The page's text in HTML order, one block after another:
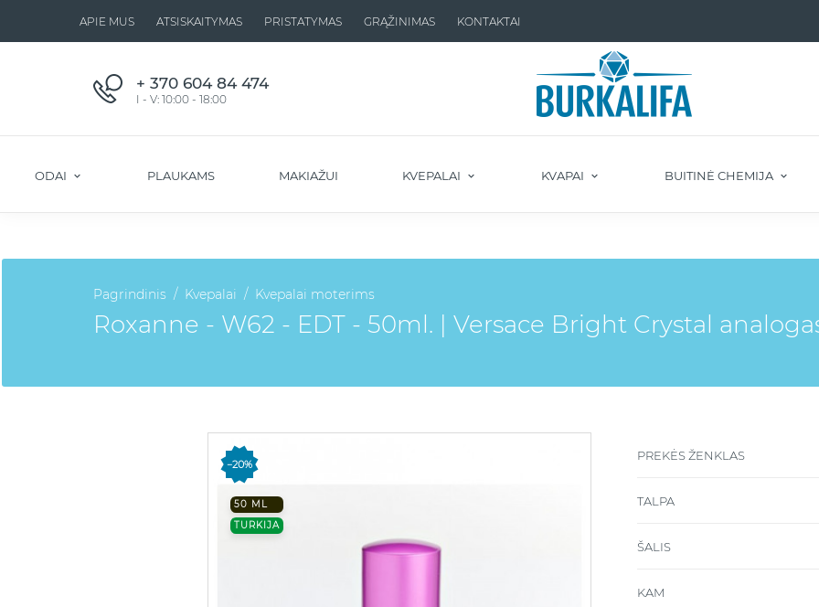
APIE MUS ATSISKAITYMAS PRISTATYMAS GRĄŽINIMAS KONTAKTAI
+ 370 604 84 474
I - V: 10:00 - 18:00
ODAI PLAUKAMS MAKIAŽUI KVEPALAI KVAPAI BUITINĖ CHEMIJA
Pagrindinis Kvepalai Kvepalai moterims
Roxanne - W62 - EDT - 50ml. | Versace Bright Crystal
−20%
50 ML
TURKIJA
PREKĖS ŽENKLAS
TALPA
ŠALIS
KAM